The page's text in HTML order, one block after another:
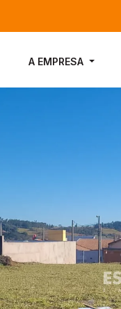
A EMPRESA